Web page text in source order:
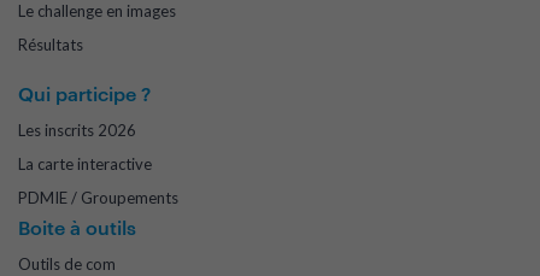
Le challenge en images
Résultats
Qui participe ?
Les inscrits 2026
La carte interactive
PDMIE / Groupements
Boite à outils
Outils de com